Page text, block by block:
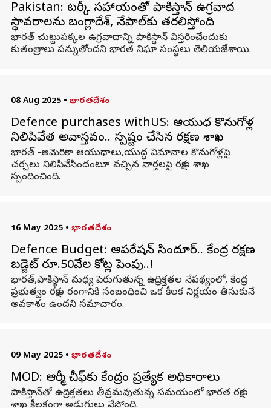
Pakistan: టర్కీ సహాయంతో పాకిస్తాన్ ఉగ్రవాద
స్థావరాలను బంగ్లాదేశ్, నేపాల్‌కు తరలిస్తోంది
భారత్ చుట్టుపక్కల ఉగ్రవాదాన్ని పాకిస్థాన్ విస్తరించేందుకు
కుతంత్రాలు పన్నుతోందని భారత నిఘా సంస్థలు తెలియజేశాయి.
08 Aug 2025 • భారతదేశం
Defence purchases withUS: ఆయుధ కొనుగోళ్ల
నిలిపివేత అవాస్తవం.. స్పష్టం చేసిన రక్షణ శాఖ
భారత్ -అమెరికా ఆయుధాలు,యుద్ధ విమానాల కొనుగోళ్లపై
చర్చలు నిలిపివేసిందంటూ వచ్చిన వార్తలపై రక్షణ శాఖ
స్పందించింది.
16 May 2025 • భారతదేశం
Defence Budget: ఆపరేషన్ సిందూర్.. కేంద్ర రక్షణ
బడ్జెట్ రూ.50వేల కోట్ల పెంపు..!
భారత్,పాకిస్థాన్ మధ్య పెరుగుతున్న ఉద్రిక్తతల నేపథ్యంలో, కేంద్ర
ప్రభుత్వం రక్షణ రంగానికి సంబంధించి ఒక కీలక నిర్ణయం తీసుకునే
అవకాశం ఉందని సమాచారం.
09 May 2025 • భారతదేశం
MOD: ఆర్మీ చీఫ్‌కు కేంద్రం ప్రత్యేక అధికారాలు
పాకిస్తాన్‌తో ఉద్రిక్తతలు తీవ్రమవుతున్న సమయంలో భారత రక్షణ